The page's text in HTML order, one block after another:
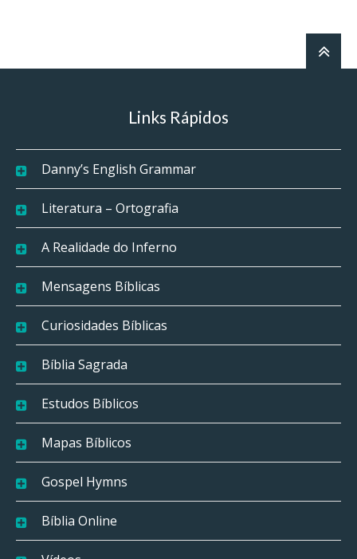
Links Rápidos
Danny’s English Grammar
Literatura – Ortografia
A Realidade do Inferno
Mensagens Bíblicas
Curiosidades Bíblicas
Bíblia Sagrada
Estudos Bíblicos
Mapas Bíblicos
Gospel Hymns
Bíblia Online